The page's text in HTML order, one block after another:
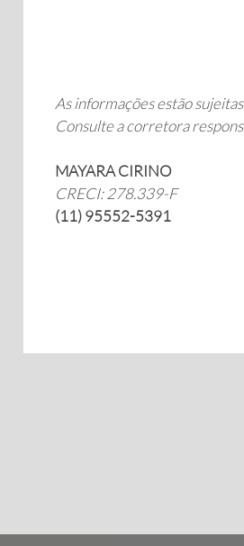
As informações estão
Consulte a corretora
MAYARA CIRINO
CRECI: 278.339-F
(11) 95552-5391